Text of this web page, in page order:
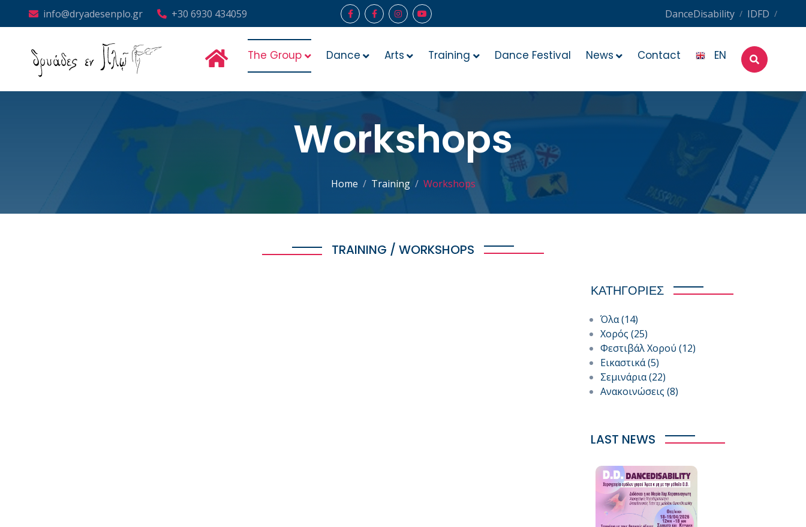
info@dryadesenplo.gr +30 6930 434059 DanceDisability / IDFD /
The Group Dance Arts Training Dance Festival News Contact EN
Workshops
Home Training Workshops
TRAINING / WORKSHOPS
ΚΑΤΗΓΟΡΙΕΣ
Όλα(14)
Χορός (25)
Φεστιβάλ Χορού (12)
Εικαστικά(5)
Σεμινάρια(22)
Ανακοινώσεις (8)
LAST NEWS